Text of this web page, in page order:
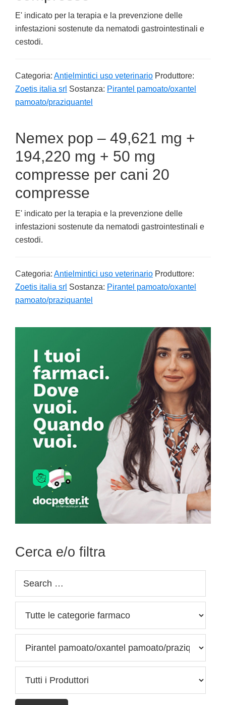
E' indicato per la terapia e la prevenzione delle
infestazioni sostenute da nematodi gastrointestinali e
cestodi.
Categoria: Antielmintici uso veterinario Produttore:
Zoetis italia srl Sostanza: Pirantel pamoato/oxantel
pamoato/praziquantel
Nemex pop – 49,621 mg +
194,220 mg + 50 mg
compresse per cani 20
compresse
E' indicato per la terapia e la prevenzione delle
infestazioni sostenute da nematodi gastrointestinali e
cestodi.
Categoria: Antielmintici uso veterinario Produttore:
Zoetis italia srl Sostanza: Pirantel pamoato/oxantel
pamoato/praziquantel
Sidebar
Cerca e/o filtra